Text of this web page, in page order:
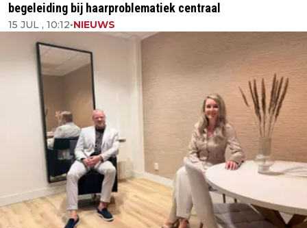
begeleiding bij haarproblematiek centraal
15 JUL , 10:12•NIEUWS